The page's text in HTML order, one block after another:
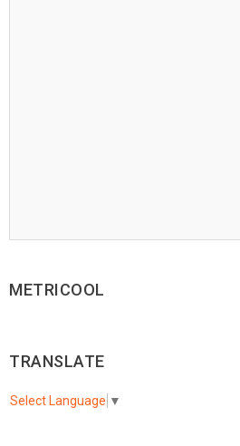
METRICOOL
TRANSLATE
Select Language ▼